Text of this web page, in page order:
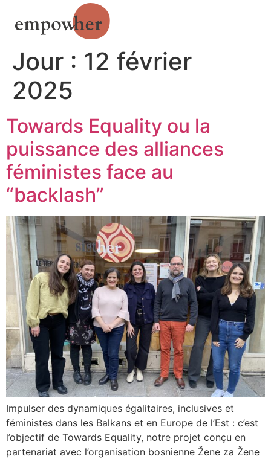
Jour : 12 février
2025
Towards Equality ou la
puissance des alliances
féministes face au
“backlash”
Impulser des dynamiques égalitaires, inclusives et
féministes dans les Balkans et en Europe de l’Est : c’est
l’objectif de Towards Equality, notre projet conçu en
partenariat avec l’organisation bosnienne Žene za Žene